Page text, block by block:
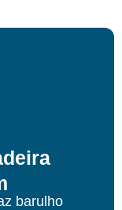
barulho